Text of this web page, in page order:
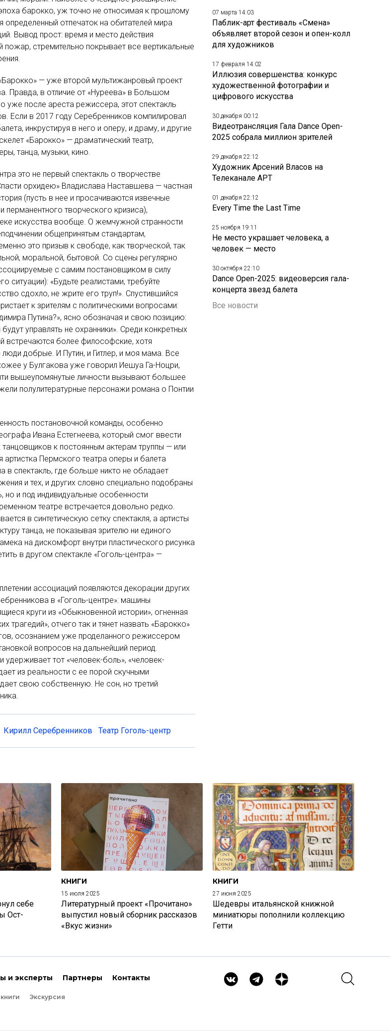
барокко, уж точно не относимая к прошлому
определенный отпечаток на обитателей мира
Вывод прост: время и место действия
пожар, стремительно покрывает все вертикальные
— уже второй мультижанровый проект
Правда, в отличие от «Нуреева» в Большом
уже после ареста режиссера, этот спектакль
Если в 2017 году Серебренников компилировал
инкрустируя в него и оперу, и драму, и другие
«Барокко» — драматический театр,
танца, музыки, кино.
это не первый спектакль о творчестве
орхидею» Владислава Наставшева — частная
(пусть в нее и просачиваются извечные
перманентного творческого кризиса),
искусства вообще. О жемчужной странности
общепринятым стандартам,
это призыв к свободе, как творческой, так
моральной, бытовой. Со сцены регулярно
с самим постановщиком в силу
ситуации): «Будьте реалистами, требуйте
сдохло, не жрите его труп!». Спустившийся
к зрителям с политическими вопросами:
Путина?», ясно обозначая и свою позицию:
управлять не охранники». Среди конкретных
встречаются более философские, хотя
добрые. И Путин, и Гитлер, и моя мама. Все
у Булгакова уже говорил Иешуа Га-Ноцри,
вышеупомянутые личности вызывают большее
полулитературные персонажи романа о Понтии
постановочной команды, особенно
Ивана Естегнеева, который смог ввести
к постоянным актерам труппы — или
артистка Пермского театра оперы и балета
спектакль, где больше никто не обладает
и тех, и других словно специально подобраны
но и под индивидуальные особенности
театре встречается довольно редко.
в синтетическую сетку спектакля, а артисты
танца, не показывая зрителю ни единого
на дискомфорт внутри пластического рисунка
в другом спектакле «Гоголь-центра» —
ассоциаций появляются декорации других
в «Гоголь-центре»: машины
круги из «Обыкновенной истории», огненная
трагедий», отчего так и тянет назвать «Барокко»
осознанием уже проделанного режиссером
вопросов на дальнейший период.
удерживает тот «человек-боль», «человек-
из реальности с ее порой скучными
свою собственную. Не сон, но третий
Кирилл Серебренников Театр Гоголь-центр
07 марта 14:03
Паблик-арт фестиваль «Смена»
объявляет второй сезон и опен-колл
для художников
17 февраля 14:02
Иллюзия совершенства: конкурс
художественной фотографии и
цифрового искусства
30 декабря 00:12
Видеотрансляция Гала Dance Open-
2025 собрала миллион зрителей
29 декабря 22:12
Художник Арсений Власов на
Телеканале АРТ
01 декабря 22:12
Every Time the Last Time
25 ноября 19:11
Не место украшает человека, а
человек — место
30 октября 22:10
Dance Open-2025: видеоверсия гала-
концерта звезд балета
Все новости
себе
Ост-
КНИГИ
15 июля 2025
Литературный проект «Прочитано»
выпустил новый сборник рассказов
«Вкус жизни»
КНИГИ
27 июня 2025
Шедевры итальянской книжной
миниатюры пополнили коллекцию
Гетти
и эксперты Партнеры Контакты
Экскурсия